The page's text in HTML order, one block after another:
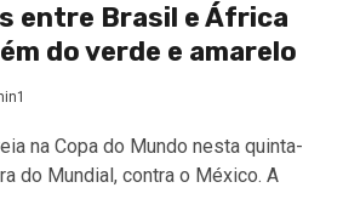
entre Brasil e África
do verde e amarelo
na Copa do Mundo nesta quinta-
do Mundial, contra o México. A